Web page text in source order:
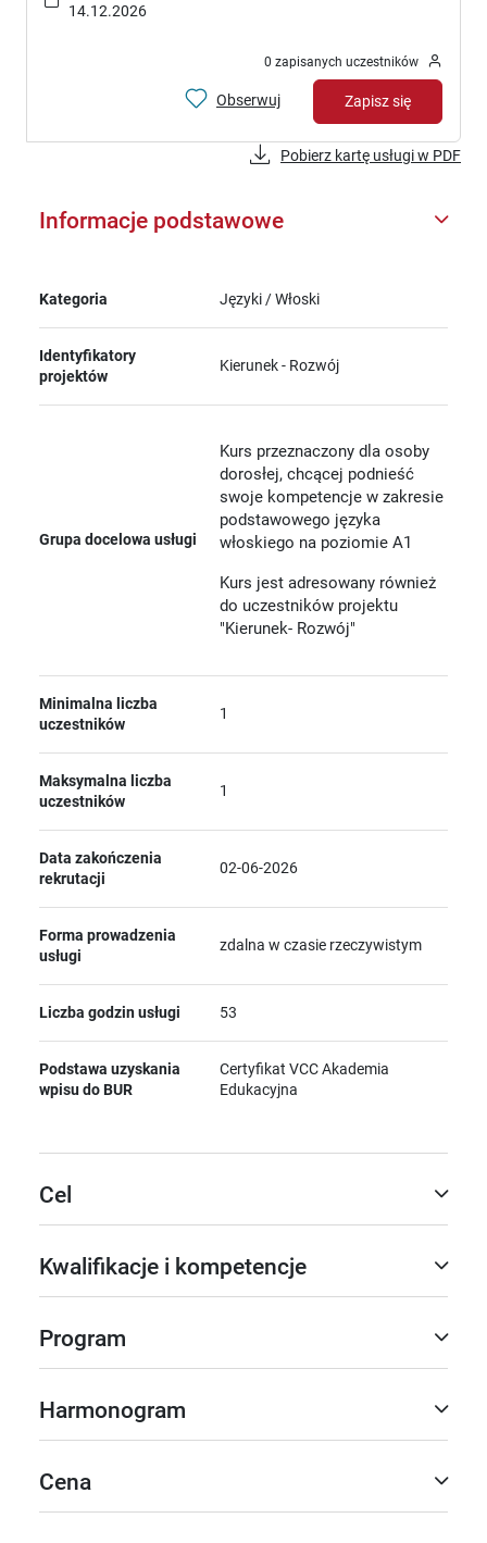
14.12.2026
0 zapisanych uczestników
Obserwuj Zapisz się
Pobierz kartę usługi w PDF
Informacje podstawowe
Kategoria Języki / Włoski
Identyfikatory
projektów
Kierunek - Rozwój
Grupa docelowa usługi
Kurs przeznaczony dla osoby
dorosłej, chcącej podnieść
swoje kompetencje w zakresie
podstawowego języka
włoskiego na poziomie A1
Kurs jest adresowany również
do uczestników projektu
"Kierunek- Rozwój"
Minimalna liczba
uczestników
1
Maksymalna liczba
uczestników
1
Data zakończenia
rekrutacji
02-06-2026
Forma prowadzenia
usługi
zdalna w czasie rzeczywistym
Liczba godzin usługi 53
Podstawa uzyskania
wpisu do BUR
Certyfikat VCC Akademia
Edukacyjna
Cel
Kwalifikacje i kompetencje
Program
Harmonogram
Cena